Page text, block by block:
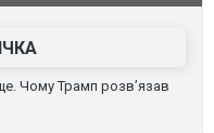
Чому Трамп розв’язав